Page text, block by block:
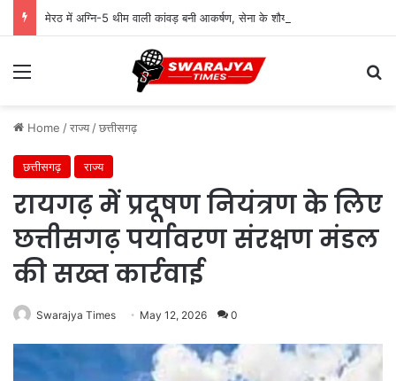
मेरठ में अग्नि-5 थीम वाली कांवड़ बनी आकर्षण, सेना के शौर्य को किया समर्पित
Menu
Home /राज्य /छत्तीसगढ़
छत्तीसगढ़ राज्य
रायगढ़ में प्रदूषण नियंत्रण के लिए
छत्तीसगढ़ पर्यावरण संरक्षण मंडल
की सख्त कार्रवाई
Swarajya Times May 12, 2026 0